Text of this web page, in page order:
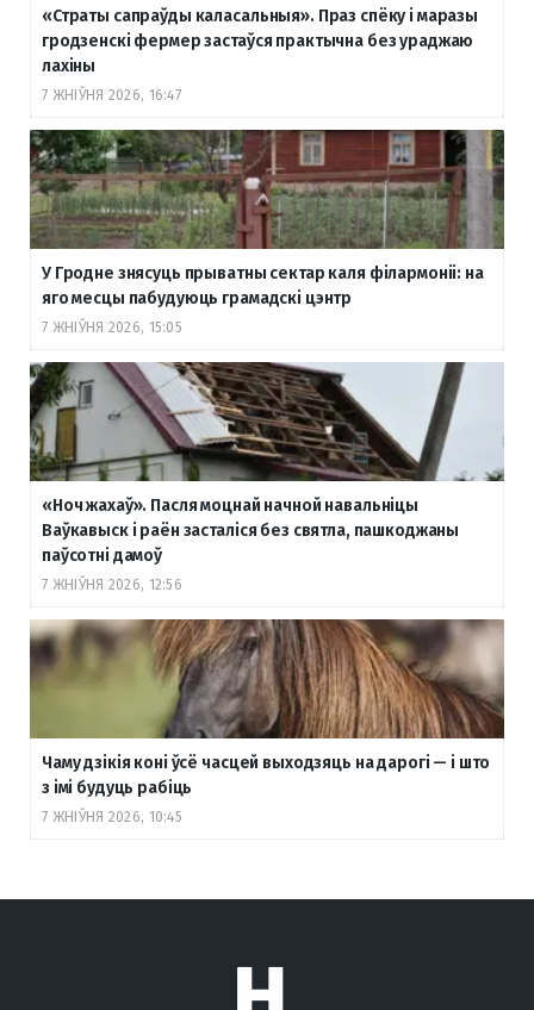
«Страты сапраўды каласальныя». Праз спёку і маразы
гродзенскі фермер застаўся практычна без ураджаю
лахіны
7 ЖНІЎНЯ 2026, 16:47
У Гродне знясуць прыватны сектар каля філармоніі: на
яго месцы пабудуюць грамадскі цэнтр
7 ЖНІЎНЯ 2026, 15:05
«Ноч жахаў». Пасля моцнай начной навальніцы
Ваўкавыск і раён засталіся без святла, пашкоджаны
паўсотні дамоў
7 ЖНІЎНЯ 2026, 12:56
Чаму дзікія коні ўсё часцей выходзяць на дарогі — і што
з імі будуць рабіць
7 ЖНІЎНЯ 2026, 10:45